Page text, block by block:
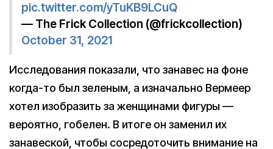
pic.twitter.com/yTuKB9LCuQ
— The Frick Collection (@frickcollection)
October 31, 2021
Исследования показали, что занавес на фоне
когда-то был зеленым, а изначально Вермеер
хотел изобразить за женщинами фигуры —
вероятно, гобелен. В итоге он заменил их
занавеской, чтобы сосредоточить внимание на